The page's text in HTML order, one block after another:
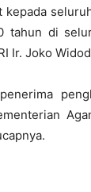
di
Ir. Joko